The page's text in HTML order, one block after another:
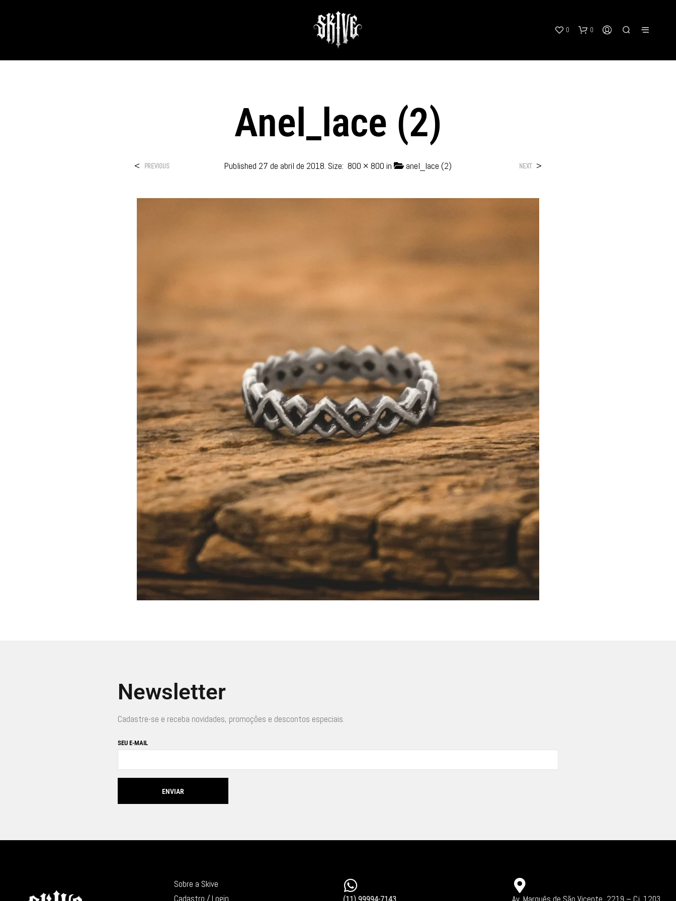
0 0
Anel_lace (2)
Published 27 de abril de 2018. Size: 800 × 800 in anel_lace (2)
< PREVIOUS NEXT >
Newsletter
Cadastre-se e receba novidades, promoções e descontos especiais.
SEU E-MAIL
Sobre a Skive
Cadastro / Login
(11) 99994-7143